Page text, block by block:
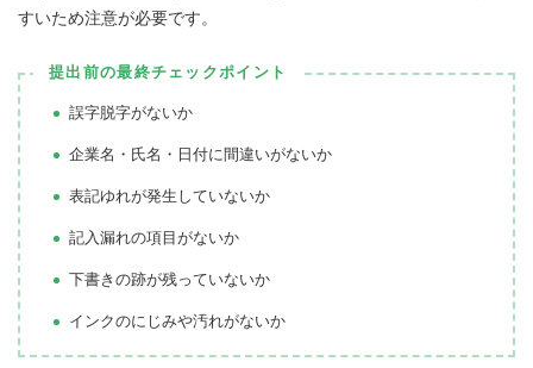
すいため注意が必要です。
提出前の最終チェックポイント
誤字脱字がないか
企業名・氏名・日付に間違いがないか
表記ゆれが発生していないか
記入漏れの項目がないか
下書きの跡が残っていないか
インクのにじみや汚れがないか